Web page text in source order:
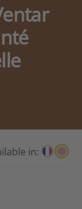
in: